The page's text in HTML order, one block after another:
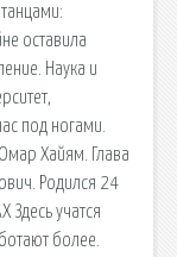
оставила
Наука и
под ногами.
Хайям. Глава
Родился 24
Здесь учатся
более.